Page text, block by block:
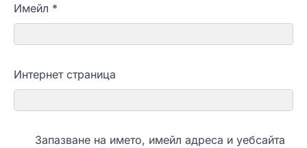
Имейл *
Интернет страница
Запазване на името, имейл адреса и уебсайта